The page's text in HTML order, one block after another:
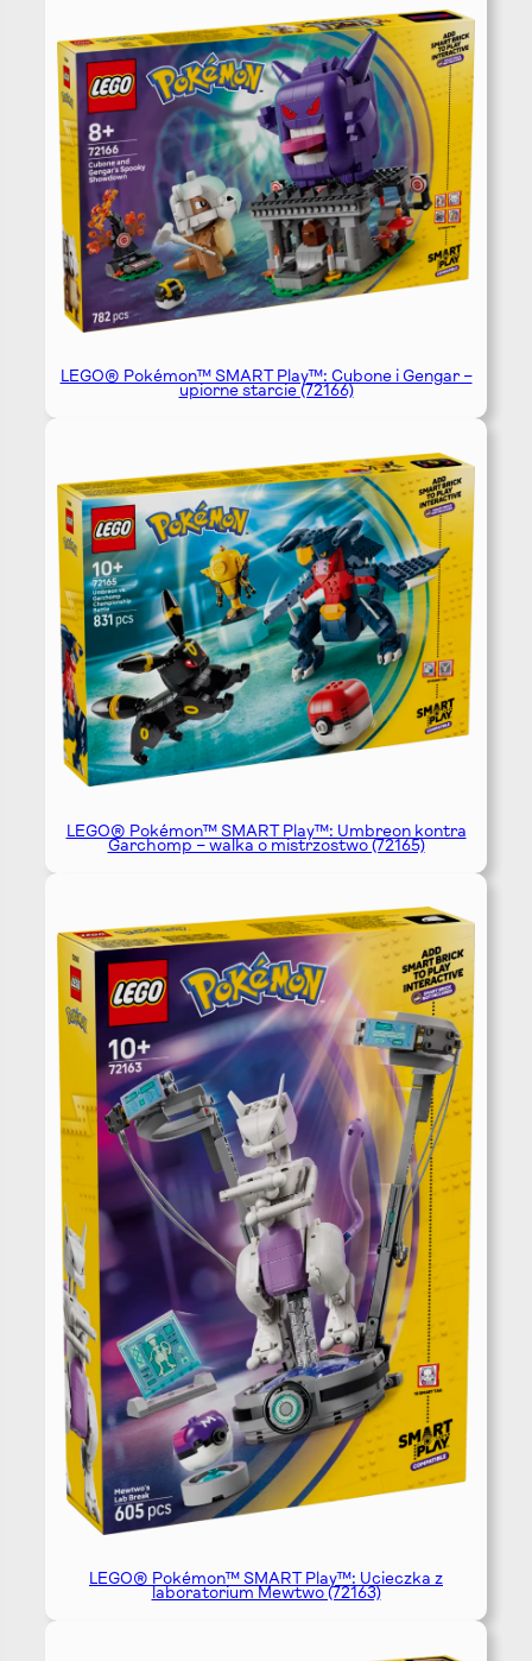
LEGO® Pokémon™ SMART Play™: Cubone i Gengar –
upiorne starcie (72166)
LEGO® Pokémon™ SMART Play™: Umbreon kontra
Garchomp – walka o mistrzostwo (72165)
LEGO® Pokémon™ SMART Play™: Ucieczka z
laboratorium Mewtwo (72163)